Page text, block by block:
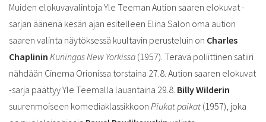
Muiden elokuvavalintoja Yle Teeman Aution saaren elokuvat -
sarjan äänenä kesän ajan esitelleen Elina Salon oma aution
saaren valinta näytöksessä kuultavin perusteluin on Charles
Chaplinin Kuningas New Yorkissa (1957). Terävä poliittinen satiiri
nähdään Cinema Orionissa torstaina 27.8. Aution saaren elokuvat
-sarja päättyy Yle Teemalla lauantaina 29.8. Billy Wilderin
suurenmoiseen komediaklassikkoon Piukat paikat (1957), joka